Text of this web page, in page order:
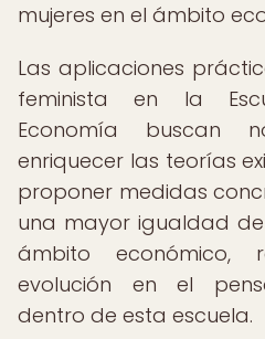
mujeres en el ámbito
Las aplicaciones
feminista en la
Economía buscan
enriquecer las teorías
proponer medidas
una mayor igualdad
ámbito económico,
evolución en el
dentro de esta escuela.